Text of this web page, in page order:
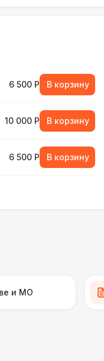
6 500 Р В корзину
10 000 Р В корзину
6 500 Р В корзину
и МО